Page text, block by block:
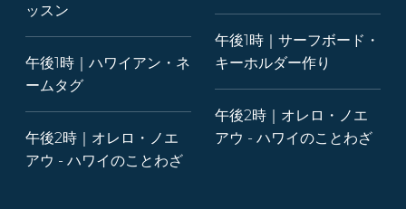
ッスン
午後1時｜ハワイアン・ネ
ームタグ
午後2時｜オレロ・ノエ
アウ - ハワイのことわざ
午後1時｜サーフボード・
キーホルダー作り
午後2時｜オレロ・ノエ
アウ - ハワイのことわざ